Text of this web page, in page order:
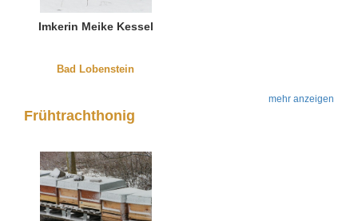
Imkerin Meike Kessel
Bad Lobenstein
mehr anzeigen
Frühtrachthonig